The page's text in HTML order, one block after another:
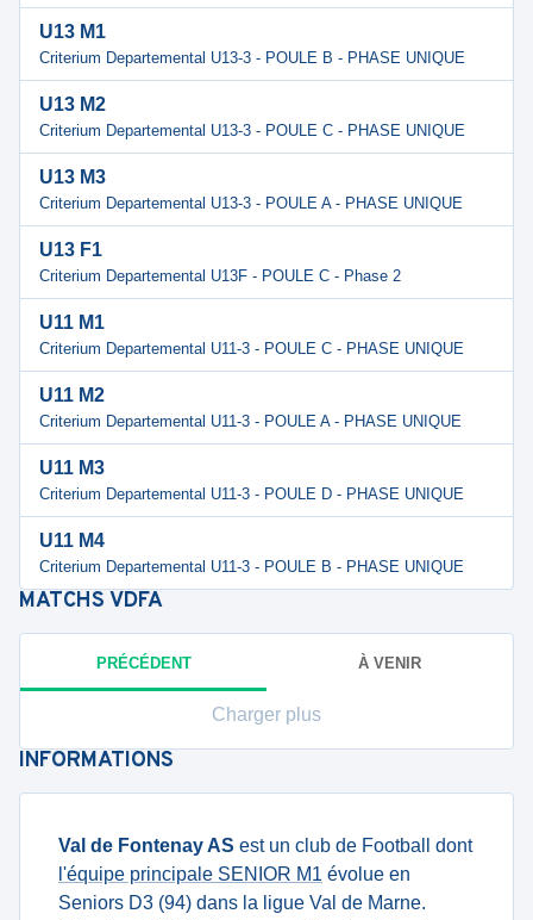
U13 M1
Criterium Departemental U13-3 - POULE B - PHASE UNIQUE
U13 M2
Criterium Departemental U13-3 - POULE C - PHASE UNIQUE
U13 M3
Criterium Departemental U13-3 - POULE A - PHASE UNIQUE
U13 F1
Criterium Departemental U13F - POULE C - Phase 2
U11 M1
Criterium Departemental U11-3 - POULE C - PHASE UNIQUE
U11 M2
Criterium Departemental U11-3 - POULE A - PHASE UNIQUE
U11 M3
Criterium Departemental U11-3 - POULE D - PHASE UNIQUE
U11 M4
Criterium Departemental U11-3 - POULE B - PHASE UNIQUE
MATCHS VDFA
PRÉCÉDENT À VENIR
Charger plus
INFORMATIONS
Val de Fontenay AS est un club de Football dont
l'équipe principale SENIOR M1 évolue en
Seniors D3 (94) dans la ligue Val de Marne.